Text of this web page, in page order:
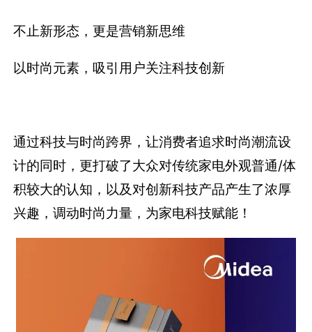
以时尚元素，吸引用户关注科技创新